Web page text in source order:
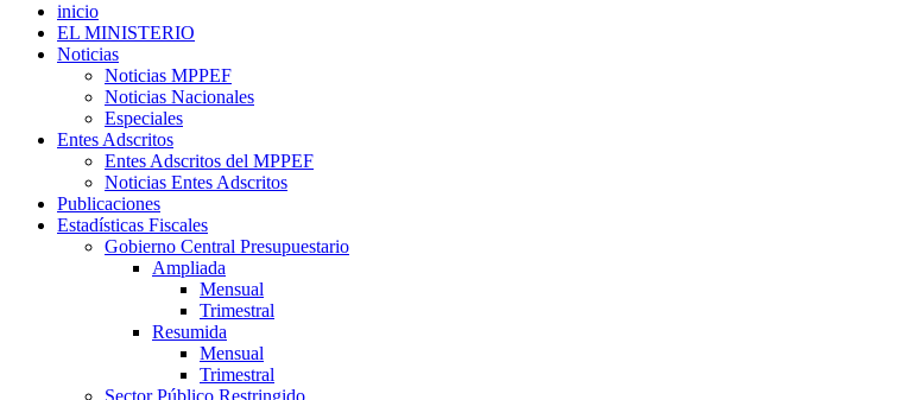
inicio
EL MINISTERIO
Noticias
Noticias MPPEF
Noticias Nacionales
Especiales
Entes Adscritos
Entes Adscritos del MPPEF
Noticias Entes Adscritos
Publicaciones
Estadísticas Fiscales
Gobierno Central Presupuestario
Ampliada
Mensual
Trimestral
Resumida
Mensual
Trimestral
Sector Público Restringido